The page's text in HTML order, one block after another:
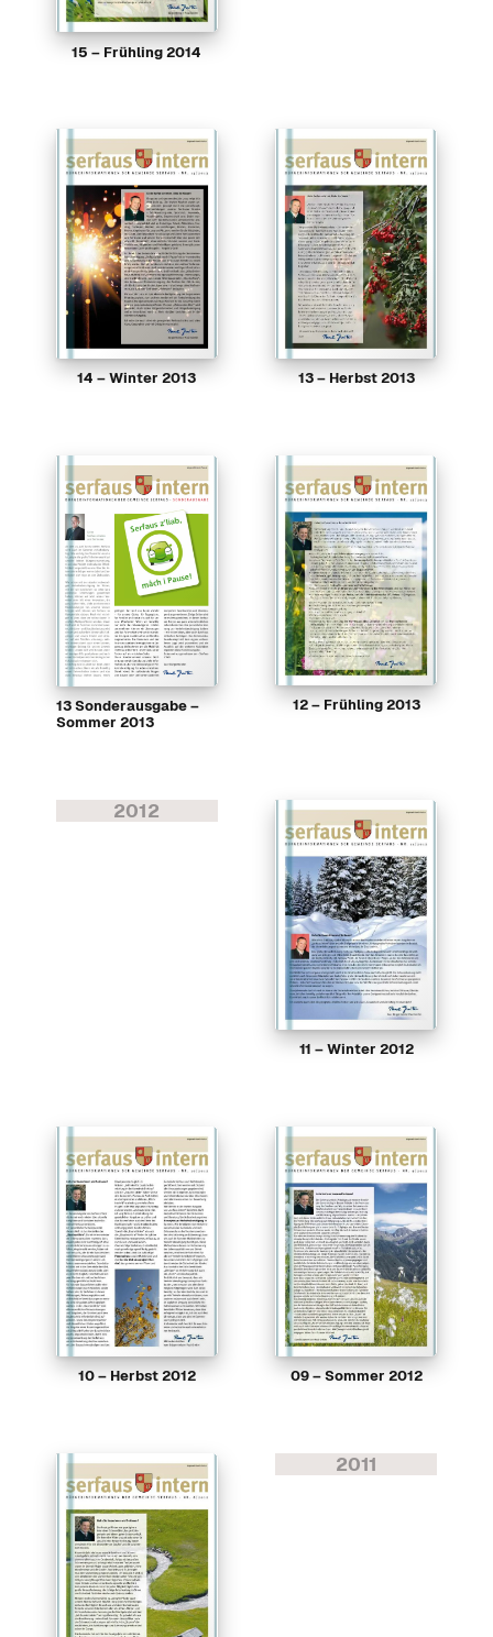
15 – Frühling 2014
14 – Winter 2013 13 – Herbst 2013
13 Sonderausgabe –
Sommer 2013
12 – Frühling 2013
2012
11 – Winter 2012
10 – Herbst 2012 09 – Sommer 2012
2011